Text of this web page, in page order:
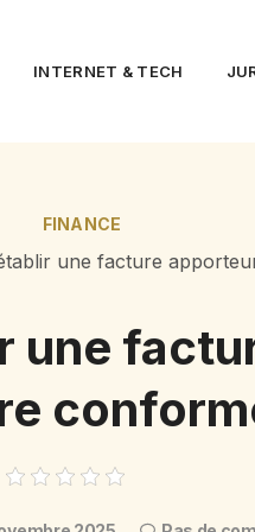
INTERNET & TECH
FINANCE
une facture
une